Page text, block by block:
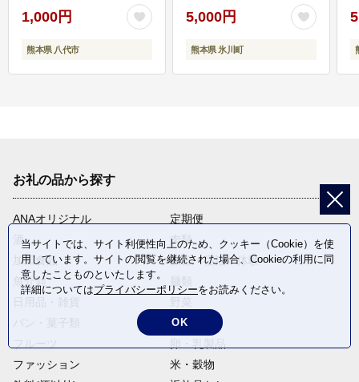
1,000円
熊本県 八代市
5,000円
熊本県 氷川町
お礼の品から探す
ANAオリジナル
定期便
酒
肉類
加工食品
旅行・宿泊・体験
魚介類
電化製品
ファッション
米・穀物
当サイトでは、サイト利便性向上のため、クッキー（Cookie）を使
用しています。サイトの閲覧を継続された場合、Cookieの利用に同
意したことものといたします。
詳細についてはプライバシーポリシーをお読みください。
OK